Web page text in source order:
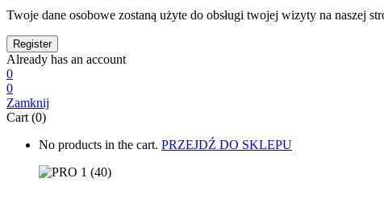
Twoje dane osobowe zostaną użyte do obsługi twojej wizyty na naszej
Already has an account
0
0
Zamknij
Cart (0)
No products in the cart. PRZEJDŹ DO SKLEPU